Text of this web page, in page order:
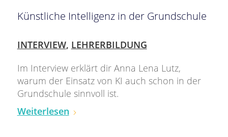
Künstliche Intelligenz in der Grundschule
INTERVIEW, LEHRERBILDUNG
Im Interview erklärt dir Anna Lena Lutz,
warum der Einsatz von KI auch schon in der
Grundschule sinnvoll ist.
Weiterlesen